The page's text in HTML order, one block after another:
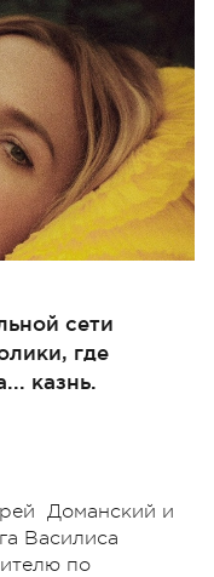
сети
где
казнь.
Доманский и
Василиса
по